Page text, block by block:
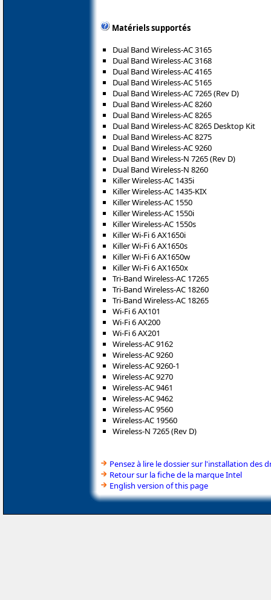
Matériels supportés
Dual Band Wireless-AC 3165
Dual Band Wireless-AC 3168
Dual Band Wireless-AC 4165
Dual Band Wireless-AC 5165
Dual Band Wireless-AC 7265 (Rev D)
Dual Band Wireless-AC 8260
Dual Band Wireless-AC 8265
Dual Band Wireless-AC 8265 Desktop Kit
Dual Band Wireless-AC 8275
Dual Band Wireless-AC 9260
Dual Band Wireless-N 7265 (Rev D)
Dual Band Wireless-N 8260
Killer Wireless-AC 1435i
Killer Wireless-AC 1435-KIX
Killer Wireless-AC 1550
Killer Wireless-AC 1550i
Killer Wireless-AC 1550s
Killer Wi-Fi 6 AX1650i
Killer Wi-Fi 6 AX1650s
Killer Wi-Fi 6 AX1650w
Killer Wi-Fi 6 AX1650x
Tri-Band Wireless-AC 17265
Tri-Band Wireless-AC 18260
Tri-Band Wireless-AC 18265
Wi-Fi 6 AX101
Wi-Fi 6 AX200
Wi-Fi 6 AX201
Wireless-AC 9162
Wireless-AC 9260
Wireless-AC 9260-1
Wireless-AC 9270
Wireless-AC 9461
Wireless-AC 9462
Wireless-AC 9560
Wireless-AC 19560
Wireless-N 7265 (Rev D)
Pensez à lire le dossier sur l'installation des
Retour sur la fiche de la marque Intel
English version of this page